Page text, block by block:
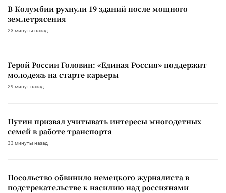
В Колумбии рухнули 19 зданий после мощного
землетрясения
23 минуты назад
Герой России Головин: «Единая Россия» поддержит
молодежь на старте карьеры
29 минут назад
Путин призвал учитывать интересы многодетных
семей в работе транспорта
33 минуты назад
Посольство обвинило немецкого журналиста в
подстрекательстве к насилию над россиянами